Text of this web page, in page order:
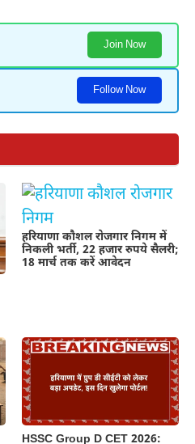
Join Now
Follow Now
हरियाणा कौशल रोजगार निगम में
निकली भर्ती, 22 हजार रुपये सैलरी;
18 मार्च तक करें आवेदन
HSSC Group D CET 2026: